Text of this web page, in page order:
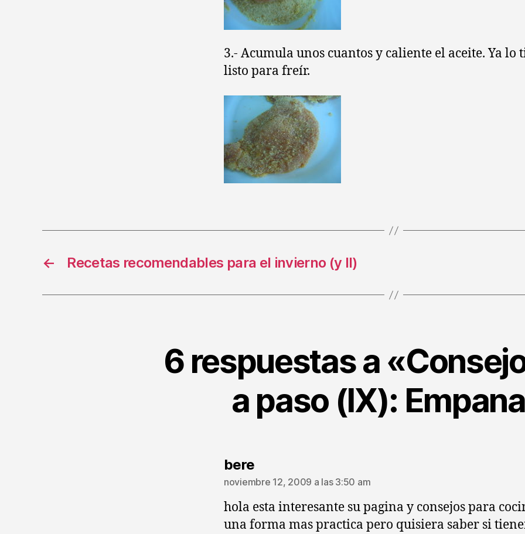
3.- Acumula unos cuantos y caliente el aceite. Ya lo
listo para freír.
← Recetas recomendables para el invierno (y II)
6 respuestas a
a paso (IX):
beredice:
noviembre 12, 2009 a las 3:50 am
hola esta interesante su pagina y consejos para
una forma mas practica pero quisiera saber si